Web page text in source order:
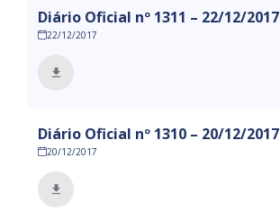
Diário Oficial nº 1311 – 22/12/2017
22/12/2017
Diário Oficial nº 1310 – 20/12/2017
20/12/2017